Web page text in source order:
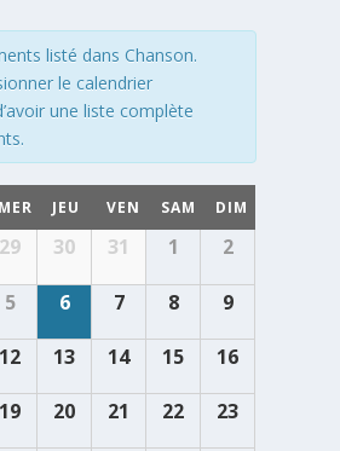
listé dans Chanson.
le calendrier
une liste complète
MER JEU VEN SAM DIM
29 30 31 1 2
5 6 7 8 9
12 13 14 15 16
19 20 21 22 23